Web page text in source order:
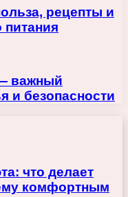
рецепты и
питания
важный
и безопасности
что делает
комфортным